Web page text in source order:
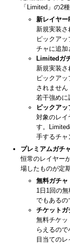
「Limited」の2
新レイヤ
新規実装さ
ピックア
チャに追加
Limitedガ
新規実装さ
ピックア
されませ
若干強めに
ピックア
対象のレイ
す。
手するチャ
プレミアムガチ
恒常のレイヤー
場したものが定
無料ガチャ
1日1回の
でもあるの
チケットガ
無料チケッ
らえるので
目当ての